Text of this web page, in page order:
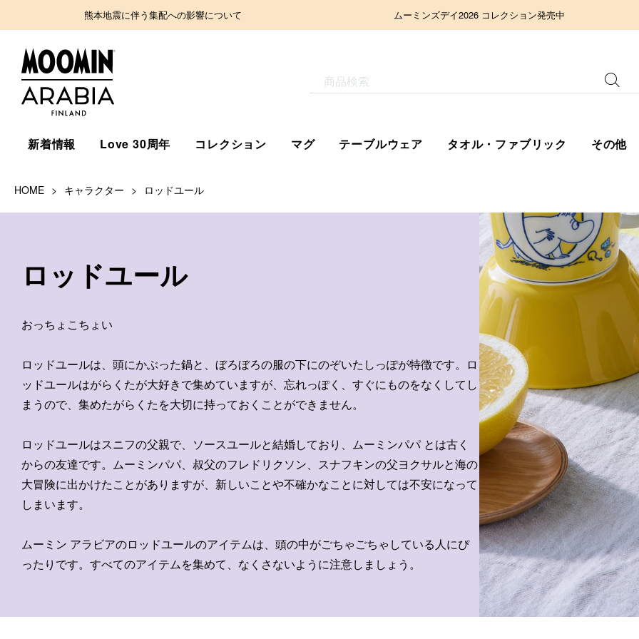
熊本地震に伴う集配への影響について ムーミンズデイ2026 コレクション発売中
新着情報 Love 30周年 コレクション マグ テーブルウェア タオル・ファブリック その他
HOME キャラクター ロッドユール
ロッドユール
おっちょこちょい
ロッドユールは、頭にかぶった鍋と、ぼろぼろの服の下にのぞいたしっぽが特徴です。ロ
ッドユールはがらくたが大好きで集めていますが、忘れっぽく、すぐにものをなくしてし
まうので、集めたがらくたを大切に持っておくことができません。
ロッドユールはスニフの父親で、ソースユールと結婚しており、ムーミンパパ とは古く
からの友達です。ムーミンパパ、叔父のフレドリクソン、スナフキンの父ヨクサルと海の
大冒険に出かけたことがありますが、新しいことや不確かなことに対しては不安になって
しまいます。
ムーミン アラビアのロッドユールのアイテムは、頭の中がごちゃごちゃしている人にぴ
ったりです。すべてのアイテムを集めて、なくさないように注意しましょう。